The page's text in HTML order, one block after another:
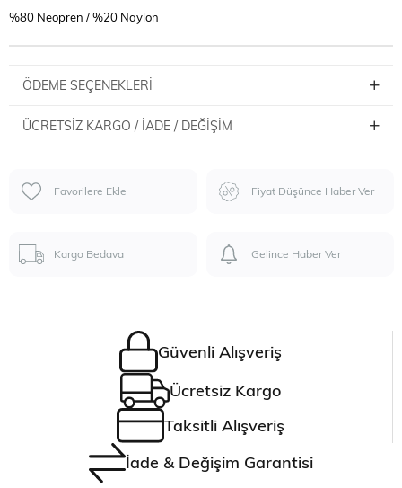
%80 Neopren / %20 Naylon
ÖDEME SEÇENEKLERI
ÜCRETSIZ KARGO / İADE / DEĞIŞIM
Favorilere Ekle Fiyat Düşünce Haber Ver
Kargo Bedava Gelince Haber Ver
Güvenli Alışveriş
Ücretsiz Kargo
Taksitli Alışveriş
İade & Değişim Garantisi